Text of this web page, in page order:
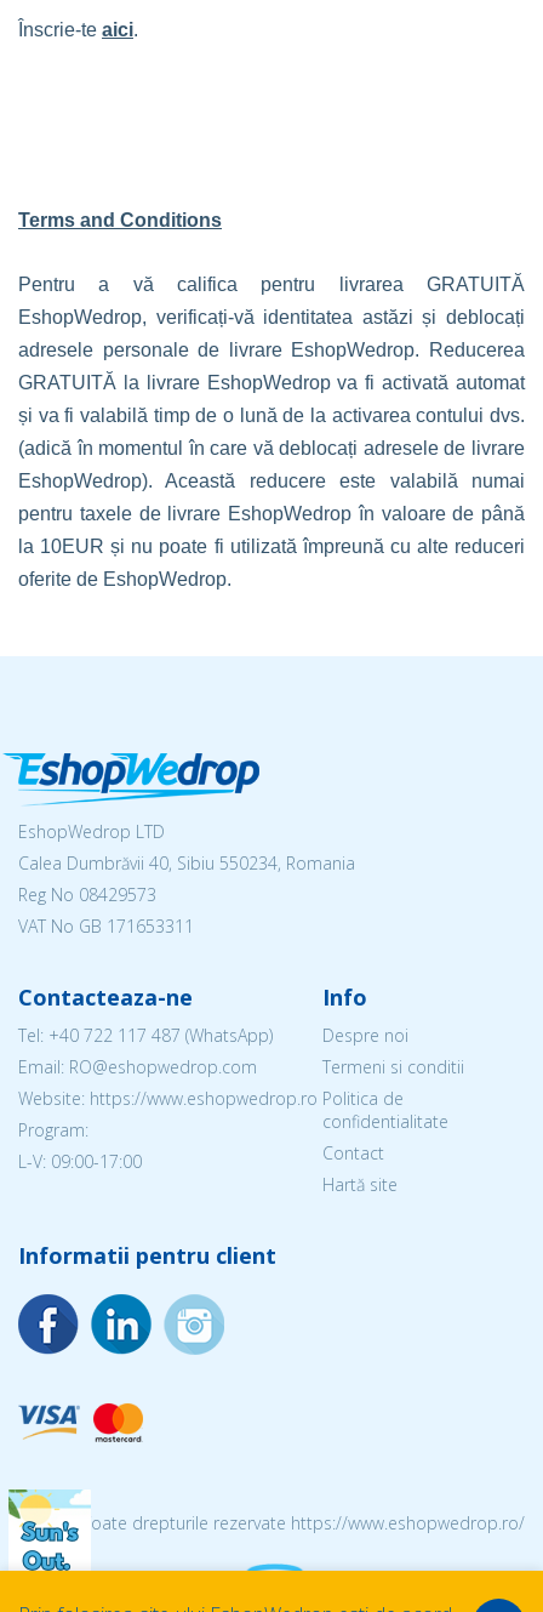
Înscrie-te aici.
Terms and Conditions
Pentru a vă califica pentru livrarea GRATUITĂ
EshopWedrop, verificați-vă identitatea astăzi și deblocați
adresele personale de livrare EshopWedrop. Reducerea
GRATUITĂ la livrare EshopWedrop va fi activată automat
și va fi valabilă timp de o lună de la activarea contului dvs.
(adică în momentul în care vă deblocați adresele de livrare
EshopWedrop). Această reducere este valabilă numai
pentru taxele de livrare EshopWedrop în valoare de până
la 10EUR și nu poate fi utilizată împreună cu alte reduceri
oferite de EshopWedrop.
EshopWedrop LTD
Calea Dumbrăvii 40, Sibiu 550234, Romania
Reg No 08429573
VAT No GB 171653311
Contacteaza-ne
Tel: +40 722 117 487 (WhatsApp)
Email: RO@eshopwedrop.com
Website: https://www.eshopwedrop.ro
Program:
L-V: 09:00-17:00
Info
Despre noi
Termeni si conditii
Politica de
confidentialitate
Contact
Hartă site
Informatii pentru client
© 2026 Toate drepturile rezervate https://www.eshopwedrop.ro/